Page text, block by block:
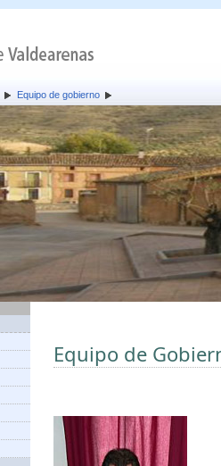
Equipo de gobierno
Equipo de